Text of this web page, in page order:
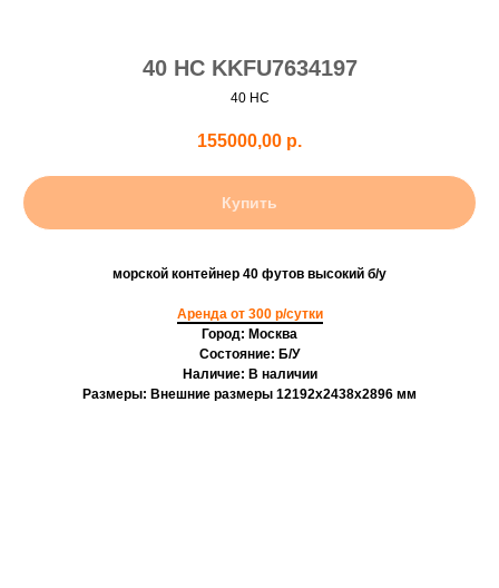
40 HC KKFU7634197
40 HC
155000,00 р.
Купить
морской контейнер 40 футов высокий б/у
Аренда от 300 р/сутки
Город: Москва
Состояние: Б/У
Наличие: В наличии
Размеры: Внешние размеры 12192х2438х2896 мм